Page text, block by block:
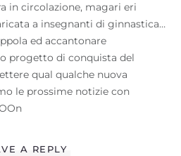
in circolazione, magari eri
a insegnanti di ginnastica…
ed accantonare
progetto di conquista del
qual qualche nuova
le prossime notizie con
A REPLY